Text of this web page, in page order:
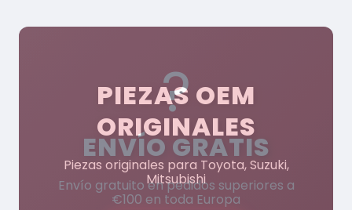
PIEZAS OEM
ORIGINALES
Piezas originales para Toyota, Suzuki,
Mitsubishi
?
ENVÍO GRATIS
Envío gratuito en pedidos superiores a
€100 en toda Europa